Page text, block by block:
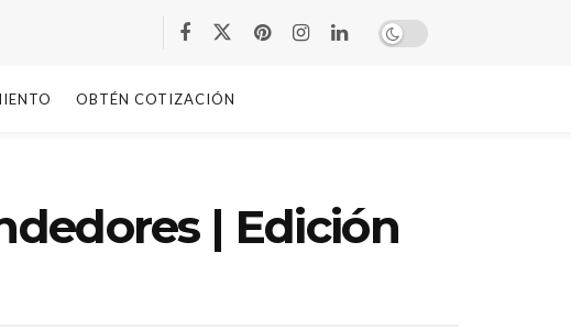
OBTÉN COTIZACIÓN
| Edición